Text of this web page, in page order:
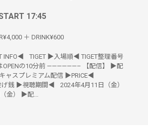
17:45
＋ DRINK¥600
INFO◀︎ TIGET ▶︎入場順◀︎ TIGET整理番号
の10分前 ——————– 【配信】 ▶︎配
スプレミアム配信 ▶︎PRICE◀︎
げ銭 ▶︎視聴期間◀︎ 2024年4月11日（金）
金） ▶︎配...